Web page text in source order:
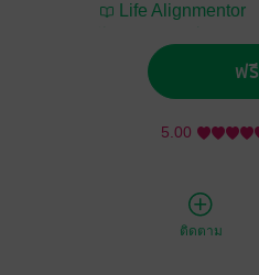
Life Alignmentor
ฟรี
5.00
ติดตาม